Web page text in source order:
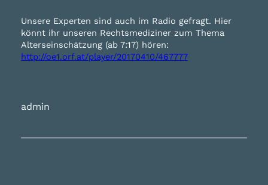
Unsere Experten sind auch im Radio gefragt. Hier
könnt ihr unseren Rechtsmediziner zum Thema
Alterseinschätzung (ab 7:17) hören:
http://oe1.orf.at/player/20170410/467777
admin